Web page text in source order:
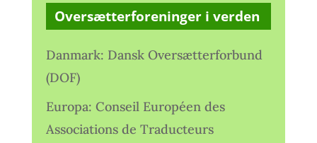
Oversætterforeninger i verden
Danmark: Dansk Oversætterforbund
(DOF)
Europa: Conseil Européen des
Associations de Traducteurs